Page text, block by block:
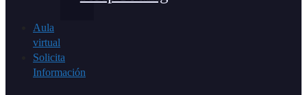
Aula
virtual
Solicita
Información